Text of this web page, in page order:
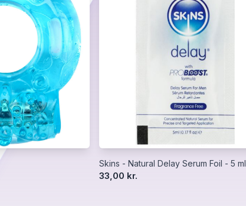
Skins - Natural Delay Serum Foil - 5 ml
33,00 kr.